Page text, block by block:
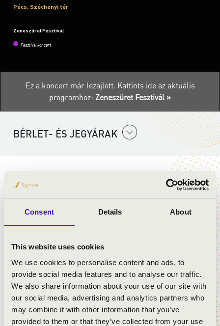
Consent Details About
This website uses cookies
We use cookies to personalise content and ads, to
provide social media features and to analyse our traffic.
We also share information about your use of our site with
our social media, advertising and analytics partners who
may combine it with other information that you’ve
provided to them or that they’ve collected from your use
Pécs, Széchenyi tér
Zeneszüret Fesztivál
Fesztivál koncert
Ez a koncert már lezajlott. Kattints ide az aktuális
programhoz: Zeneszüret Fesztivál »
BÉRLET- ÉS JEGYÁRAK
további fantasztikus koncertfelvételekből mazsolázhat
várjuk a zeneszeretőket a Széchenyi térre, hogy a téren
felállított LED falon lejátszásra kerülő hangversenyeket
ELŐADÓK:
Janklovics Péter
- színész, humorista
Hámori Máté
- karmester
Danubia Zenekar